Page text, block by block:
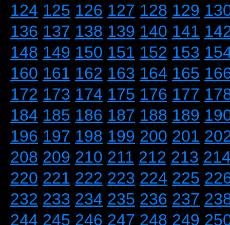
124 125 126 127 128 129
136 137 138 139 140 141
148 149 150 151 152 153
160 161 162 163 164 165
172 173 174 175 176 177
184 185 186 187 188 189
196 197 198 199 200 201
208 209 210 211 212 213
220 221 222 223 224 225
232 233 234 235 236 237
244 245 246 247 248 249